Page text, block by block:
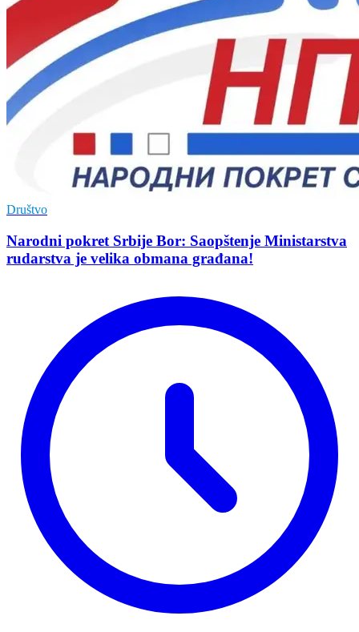
Društvo
Narodni pokret Srbije Bor: Saopštenje Ministarstva
rudarstva je velika obmana građana!